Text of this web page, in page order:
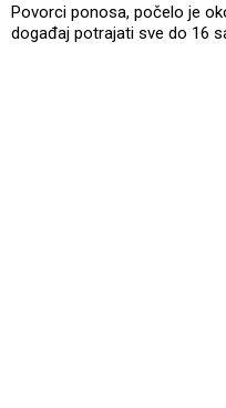
Povorci ponosa, počelo je
događaj potrajati sve do 16